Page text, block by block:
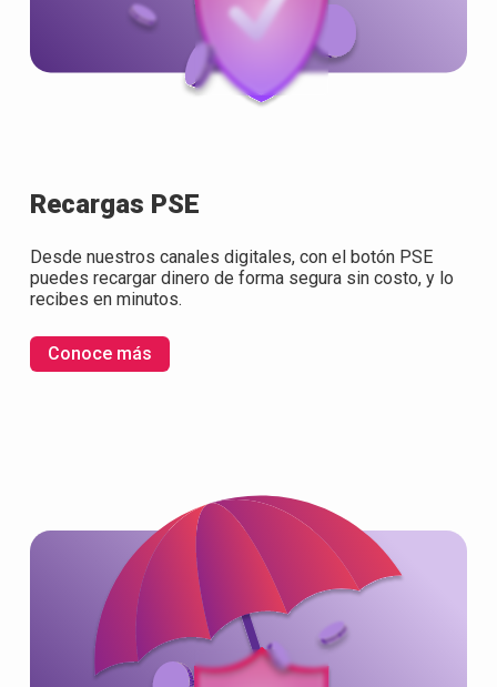
Recargas PSE
Desde nuestros canales digitales, con el botón PSE
puedes recargar dinero de forma segura sin costo, y lo
recibes en minutos.
Conoce más